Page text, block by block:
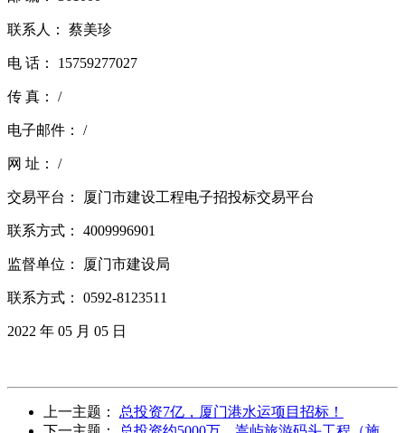
联系人： 蔡美珍
电 话： 15759277027
传 真： /
电子邮件： /
网 址： /
交易平台： 厦门市建设工程电子招投标交易平台
联系方式： 4009996901
监督单位： 厦门市建设局
联系方式： 0592-8123511
2022 年 05 月 05 日
上一主题： 总投资7亿，厦门港水运项目招标！